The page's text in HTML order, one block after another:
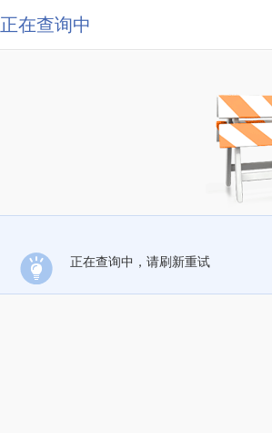
正在查询中
正在查询中，请刷新重试